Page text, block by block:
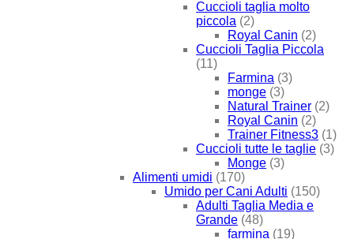
Cuccioli taglia molto
piccola (2)
Royal Canin (2)
Cuccioli Taglia Piccola
(11)
Farmina (3)
monge (3)
Natural Trainer (2)
Royal Canin (2)
Trainer Fitness3 (1)
Cuccioli tutte le taglie (3)
Monge (3)
Alimenti umidi (170)
Umido per Cani Adulti (150)
Adulti Taglia Media e
Grande (48)
farmina (19)